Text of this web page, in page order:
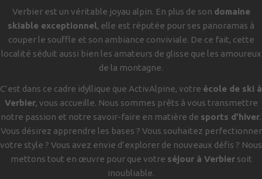
Verbier est un véritable joyau alpin. En plus de son domaine
skiable exceptionnel, elle est réputée pour ses panoramas à
couper le souffle et son ambiance conviviale. De ce fait, cette
localité séduit aussi bien les amateurs de glisse que les amoureux
de la montagne.
C’est dans ce cadre idyllique que ActivAlpine, votre école de ski à
Verbier, vous accueille. Nous sommes prêts à vous transmettre
notre passion et notre savoir-faire en matière de sports d’hiver.
Vous désirez apprendre les bases ? Vous souhaitez perfectionner
votre style ? Vous avez envie d’explorer de nouveaux défis ? Nous
mettons tout en œuvre pour que votre séjour à Verbiersoit
inoubliable.